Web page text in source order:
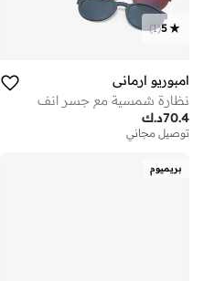
5
(
1
)
امبوريو ارماني
نظارة شمسية مع جسر انف
د.ك70.4
توصيل مجاني
بريميوم